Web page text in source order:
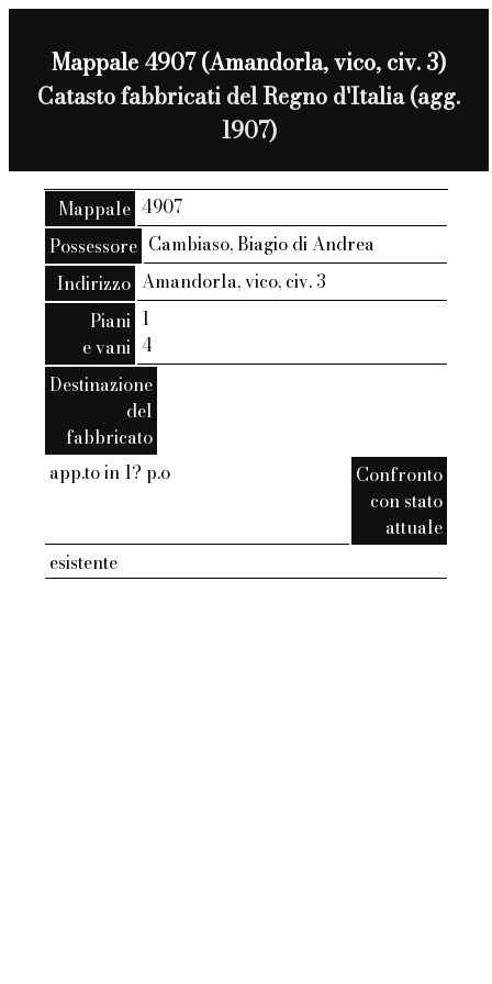
Mappale 4907 (Amandorla, vico, civ. 3)
Catasto fabbricati del Regno d'Italia (agg.
1907)
Mappale 4907
Possessore Cambiaso, Biagio di Andrea
Indirizzo Amandorla, vico, civ. 3
Piani
e vani
1
4
Destinazione
del
fabbricato
app.to in 1? p.o
Confronto
con stato
attuale
esistente